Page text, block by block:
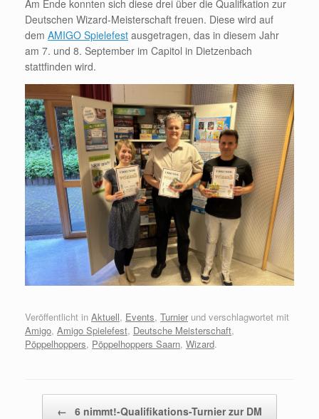
Am Ende konnten sich diese drei über die Qualifkation zur
Deutschen Wizard-Meisterschaft freuen. Diese wird auf
dem AMIGO Spielefest ausgetragen, das in diesem Jahr
am 7. und 8. September im Capitol in Dietzenbach
stattfinden wird.
Veröffentlicht in Aktuell, Events, Turnier und verschlagwortet mit
Amigo, Amigo Spielefest, Deutsche Meisterschaft,
Pöppelhoppers, Pöppelhoppers Saarn, Wizard.
← 6 nimmt!-Qualifikations-Turnier zur DM